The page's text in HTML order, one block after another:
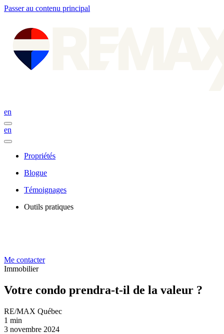
Passer au contenu principal
en
en
Propriétés
Blogue
Témoignages
Outils pratiques
Me contacter
Immobilier
Votre condo prendra-t-il de la valeur ?
RE/MAX Québec
1 min
3 novembre 2024